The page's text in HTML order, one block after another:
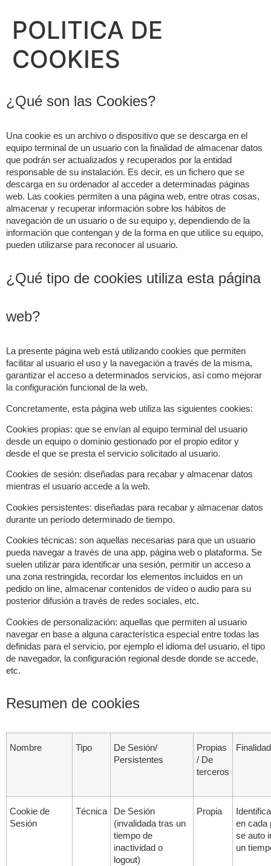
POLITICA DE
COOKIES
¿Qué son las Cookies?
Una cookie es un archivo o dispositivo que se descarga en el
equipo terminal de un usuario con la finalidad de almacenar datos
que podrán ser actualizados y recuperados por la entidad
responsable de su instalación. Es decir, es un fichero que se
descarga en su ordenador al acceder a determinadas páginas
web. Las cookies permiten a una página web, entre otras cosas,
almacenar y recuperar información sobre los hábitos de
navegación de un usuario o de su equipo y, dependiendo de la
información que contengan y de la forma en que utilice su equipo,
pueden utilizarse para reconocer al usuario.
¿Qué tipo de cookies utiliza esta página
web?
La presente página web está utilizando cookies que permiten
facilitar al usuario el uso y la navegación a través de la misma,
garantizar el acceso a determinados servicios, así como mejorar
la configuración funcional de la web.
Concretamente, esta página web utiliza las siguientes cookies:
Cookies propias: que se envían al equipo terminal del usuario
desde un equipo o dominio gestionado por el propio editor y
desde el que se presta el servicio solicitado al usuario.
Cookies de sesión: diseñadas para recabar y almacenar datos
mientras el usuario accede a la web.
Cookies persistentes: diseñadas para recabar y almacenar datos
durante un período determinado de tiempo.
Cookies técnicas: son aquellas necesarias para que un usuario
pueda navegar a través de una app, página web o plataforma. Se
suelen utilizar para identificar una sesión, permitir un acceso a
una zona restringida, recordar los elementos incluidos en un
pedido on line, almacenar contenidos de vídeo o audio para su
posterior difusión a través de redes sociales, etc.
Cookies de personalización: aquellas que permiten al usuario
navegar en base a alguna característica especial entre todas las
definidas para el servicio, por ejemplo el idioma del usuario, el tipo
de navegador, la configuración regional desde donde se accede,
etc.
Resumen de cookies
Nombre Tipo
De Sesión/
Persistentes
Propias
/ De
terceros
Finalidad
Cookie de
Sesión
Técnica
De Sesión
(invalidada tras un
tiempo de
inactividad o
logout)
Propia
en cada
se auto
un